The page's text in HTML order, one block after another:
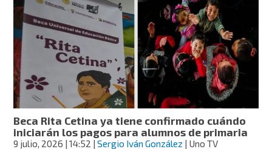
200
pesos
niñas
niños
de
0
a
3
años
Beca Rita Cetina ya tiene confirmado cuándo
iniciarán los pagos para alumnos de primaria
9 julio, 2026 | 14:52 |Sergio Iván González | Uno TV